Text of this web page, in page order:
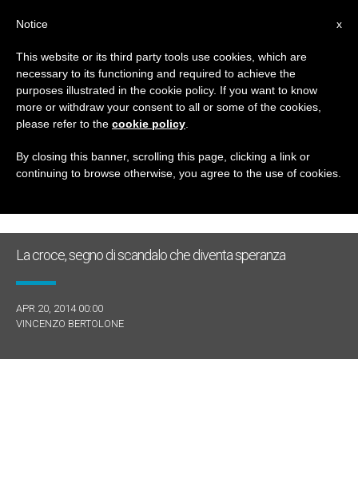
GIORNO
Aprile 20th, 2014
ULTIME NOTIZIE
La croce, segno di scandalo che diventa speranza
APR 20, 2014 00:00
VINCENZO BERTOLONE
x
Notice
This website or its third party tools use cookies, which are
necessary to its functioning and required to achieve the
purposes illustrated in the cookie policy. If you want to know
more or withdraw your consent to all or some of the cookies,
please refer to the cookie policy
By closing this banner, scrolling this page, clicking a link or
continuing to browse otherwise, you agree to the use of cookies.